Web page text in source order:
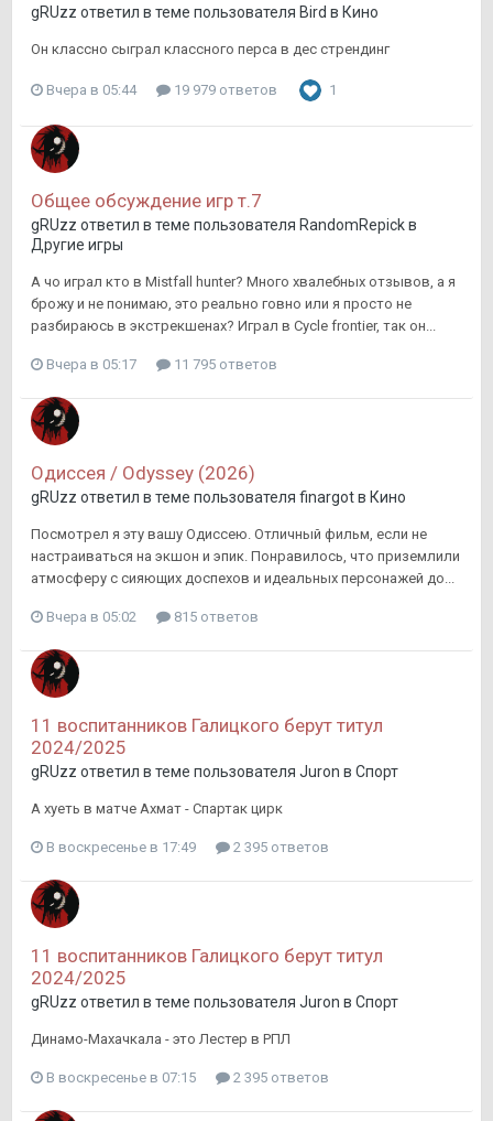
gRUzz ответил в теме пользователя Bird в Кино
Он классно сыграл классного перса в дес стрендинг
Вчера в 05:44 19 979 ответов 1
Общее обсуждение игр т.7
gRUzz ответил в теме пользователя RandomRepickв
Другие игры
А чо играл кто в Mistfall hunter? Много хвалебных отзывов, а я
брожу и не понимаю, это реально говно или я просто не
разбираюсь в экстрекшенах? Играл в Cycle frontier, так он...
Вчера в 05:17 11 795 ответов
Одиссея / Odyssey (2026)
gRUzz ответил в теме пользователя finargotв Кино
Посмотрел я эту вашу Одиссею. Отличный фильм, если не
настраиваться на экшон и эпик. Понравилось, что приземлили
атмосферу с сияющих доспехов и идеальных персонажей до...
Вчера в 05:02 815 ответов
11 воспитанников Галицкого берут титул
2024/2025
gRUzz ответил в теме пользователя Juron в Спорт
А хуеть в матче Ахмат - Спартак цирк
В воскресенье в 17:49 2 395 ответов
11 воспитанников Галицкого берут титул
2024/2025
gRUzz ответил в теме пользователя Juron в Спорт
Динамо-Махачкала - это Лестер в РПЛ
В воскресенье в 07:15 2 395 ответов